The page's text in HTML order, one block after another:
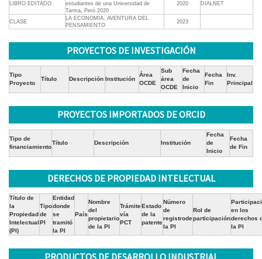
LIBRO EDITADO
estudiantes de una Universidad de
Tarma, Perú 2020
2020 DIALNET
CLASE
LA ECONOMIA, AVENTURA DEL
PENSAMIENTO
2023
PROYECTOS DE INVESTIGACIÓN
Tipo
Proyecto
Título Descripción Institución
Área
OCDE
Sub
área
OCDE
Fecha
de
Inicio
Fecha
Fin
Inv.
Principal
PROYECTOS IMPORTADOS DE ORCID
Tipo de
financiamiento
Título Descripción Institución
Fecha
de
Inicio
Fecha
de Fin
DERECHOS DE PROPIEDAD INTELECTUAL
Título de
la
Propiedad
Intelectual
(PI)
Tipo
de
PI
Entidad
donde
se
tramitó
la PI
País
Nombre
del
propietario
de la PI
Trámite
vía
PCT
Estado
de la
patente
Número
de
registrode
la PI
Rol de
participación
en los
derechos
la PI
PRODUCTOS DE DESARROLLO INDUSTRIAL